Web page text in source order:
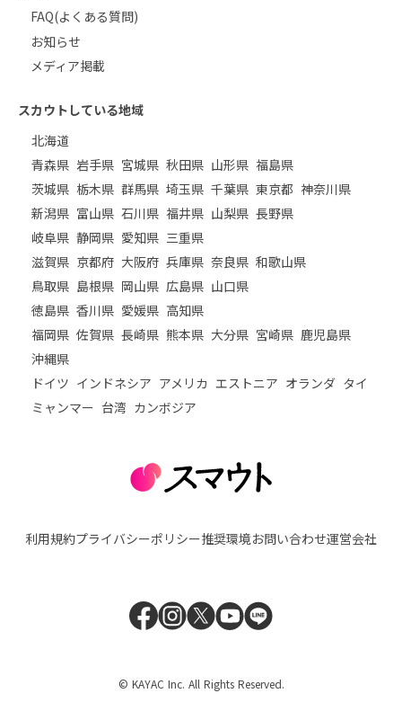
FAQ(よくある質問)
お知らせ
メディア掲載
スカウトしている地域
北海道
青森県 岩手県 宮城県 秋田県 山形県 福島県
茨城県 栃木県 群馬県 埼玉県 千葉県 東京都 神奈川県
新潟県 富山県 石川県 福井県 山梨県 長野県
岐阜県 静岡県 愛知県 三重県
滋賀県 京都府 大阪府 兵庫県 奈良県 和歌山県
鳥取県 島根県 岡山県 広島県 山口県
徳島県 香川県 愛媛県 高知県
福岡県 佐賀県 長崎県 熊本県 大分県 宮崎県 鹿児島県
沖縄県
ドイツ インドネシア アメリカ エストニア オランダ タイ
ミャンマー 台湾 カンボジア
利用規約プライバシーポリシー推奨環境お問い合わせ運営会社
© KAYAC Inc. All Rights Reserved.